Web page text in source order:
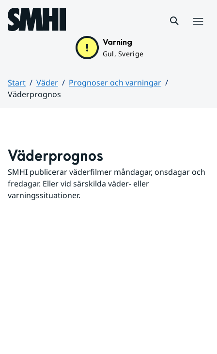
Hoppa till sidans innehåll
Varning
Gul, Sverige
Start Väder
Prognoser och varningar
Väderprognos
Väderprognos
SMHI publicerar väderfilmer måndagar, onsdagar och
fredagar. Eller vid särskilda väder- eller
varningssituationer.